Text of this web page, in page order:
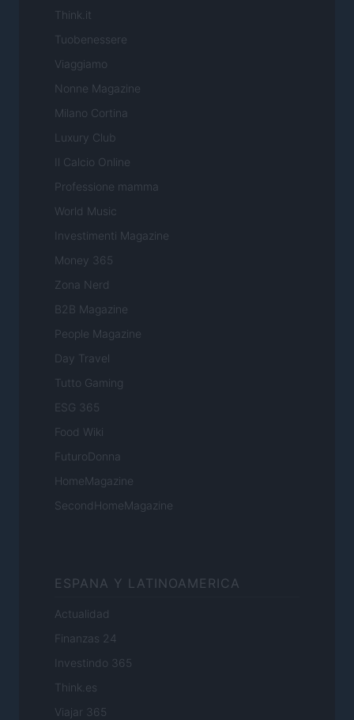
Think.it
Tuobenessere
Viaggiamo
Nonne Magazine
Milano Cortina
Luxury Club
Il Calcio Online
Professione mamma
World Music
Investimenti Magazine
Money 365
Zona Nerd
B2B Magazine
People Magazine
Day Travel
Tutto Gaming
ESG 365
Food Wiki
FuturoDonna
HomeMagazine
SecondHomeMagazine
ESPANA Y LATINOAMERICA
Actualidad
Finanzas 24
Investindo 365
Think.es
Viajar 365